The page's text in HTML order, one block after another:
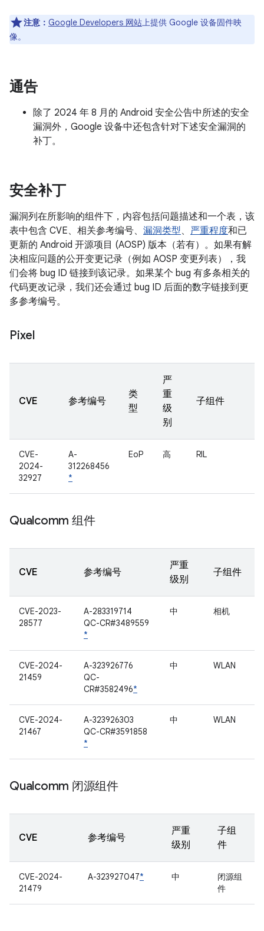
注意： Google Developers 网站上提供 Google 设备固件映
像。
通告
除了 2024 年 8 月的 Android 安全公告中所述的安全
漏洞外，Google 设备中还包含针对下述安全漏洞的
补丁。
安全补丁
漏洞列在所影响的组件下，内容包括问题描述和一个表，该
表中包含 CVE、相关参考编号、 漏洞类型、 严重程度和已
更新的 Android 开源项目 (AOSP) 版本（若有）。如果有解
决相应问题的公开变更记录（例如 AOSP 变更列表），我
们会将 bug ID 链接到该记录。如果某个 bug 有多条相关的
代码更改记录，我们还会通过 bug ID 后面的数字链接到更
多参考编号。
Pixel
CVE 参考编号
类
型
严
重
级
别
子组件
CVE-
2024-
32927
A-
312268456
*
EoP 高 RIL
Qualcomm 组件
CVE 参考编号
严重
级别
子组件
CVE-2023-
28577
A-283319714
QC-CR#3489559
*
中 相机
CVE-2024-
21459
A-323926776
QC-
CR#3582496*
中 WLAN
CVE-2024-
21467
A-323926303
QC-CR#3591858
*
中 WLAN
Qualcomm 闭源组件
CVE 参考编号
严重
级别
子组
件
CVE-2024-
21479
A-323927047* 中
闭源组
件